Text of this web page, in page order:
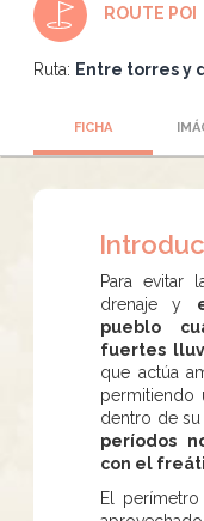
ROUTE POI
Ruta: Entre torres y
FICHA
Para evitar
drenaje y
pueblo
fuertes
que actúa
permitiendo
dentro de su
períodos
con el
El